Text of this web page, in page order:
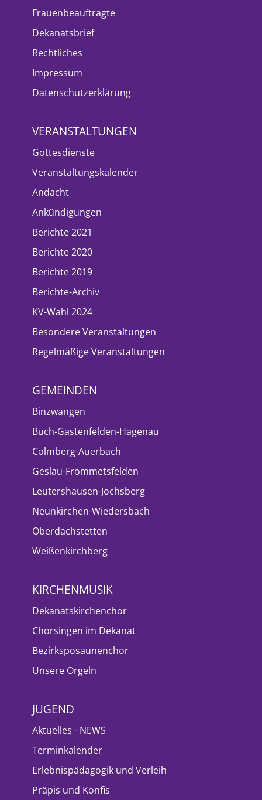
Frauenbeauftragte
Dekanatsbrief
Rechtliches
Impressum
Datenschutzerklärung
VERANSTALTUNGEN
Gottesdienste
Veranstaltungskalender
Andacht
Ankündigungen
Berichte 2021
Berichte 2020
Berichte 2019
Berichte-Archiv
KV-Wahl 2024
Besondere Veranstaltungen
Regelmäßige Veranstaltungen
GEMEINDEN
Binzwangen
Buch-Gastenfelden-Hagenau
Colmberg-Auerbach
Geslau-Frommetsfelden
Leutershausen-Jochsberg
Neunkirchen-Wiedersbach
Oberdachstetten
Weißenkirchberg
KIRCHENMUSIK
Dekanatskirchenchor
Chorsingen im Dekanat
Bezirksposaunenchor
Unsere Orgeln
JUGEND
Aktuelles - NEWS
Terminkalender
Erlebnispädagogik und Verleih
Präpis und Konfis